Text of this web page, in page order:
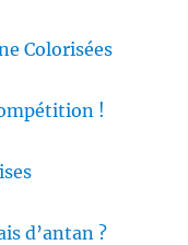
Colorisées
!
d’antan ?